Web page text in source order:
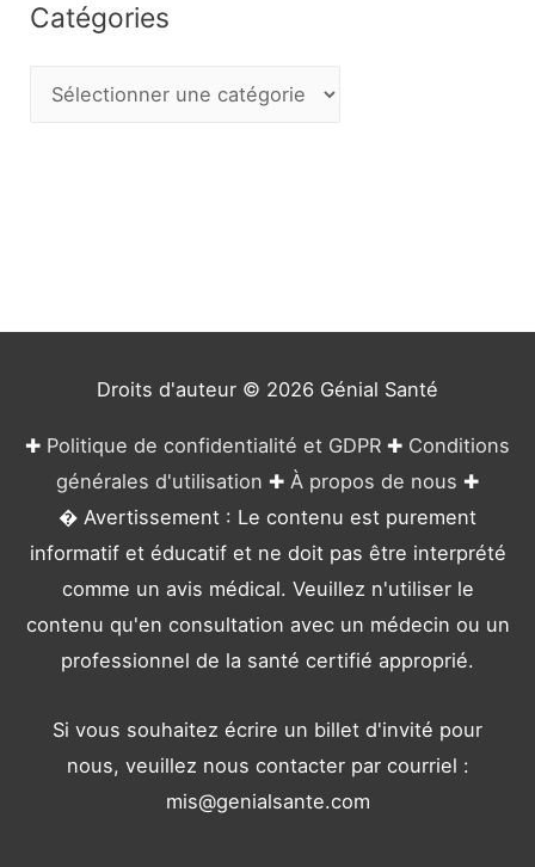
Catégories
Droits d'auteur © 2026 Génial Santé
✚ Politique de confidentialité et GDPR ✚ Conditions
générales d'utilisation ✚ À propos de nous ✚
� Avertissement : Le contenu est purement
informatif et éducatif et ne doit pas être interprété
comme un avis médical. Veuillez n'utiliser le
contenu qu'en consultation avec un médecin ou un
professionnel de la santé certifié approprié.
Si vous souhaitez écrire un billet d'invité pour
nous, veuillez nous contacter par courriel :
mis@genialsante.com